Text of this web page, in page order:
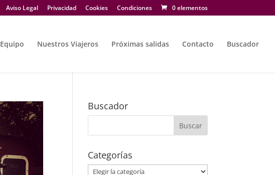
Aviso Legal Privacidad Cookies Condiciones 0 elementos
Equipo Nuestros Viajeros Próximas salidas Contacto Buscador
Buscador
Categorías
Categorías